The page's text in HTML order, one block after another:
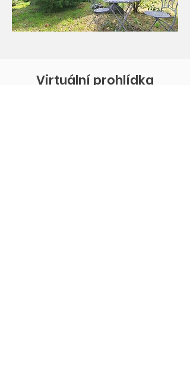
Virtuální prohlídka